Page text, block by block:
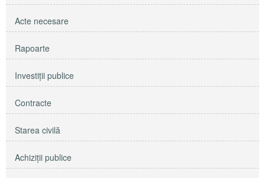
Acte necesare
Rapoarte
Investiţii publice
Contracte
Starea civilă
Achiziţii publice